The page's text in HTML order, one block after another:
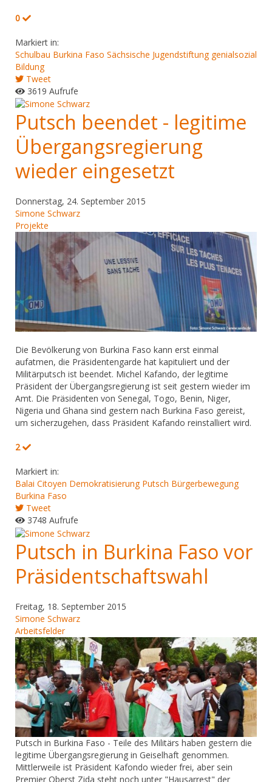
0
Markiert in:
Schulbau Burkina Faso Sächsische Jugendstiftung genialsozial
Bildung
Tweet
3619 Aufrufe
Putsch beendet - legitime
Übergangsregierung
wieder eingesetzt
Donnerstag, 24. September 2015
Simone Schwarz
Projekte
Die Bevölkerung von Burkina Faso kann erst einmal
aufatmen, die Präsidentengarde hat kapituliert und der
Militärputsch ist beendet. Michel Kafando, der legitime
Präsident der Übergangsregierung ist seit gestern wieder im
Amt. Die Präsidenten von Senegal, Togo, Benin, Niger,
Nigeria und Ghana sind gestern nach Burkina Faso gereist,
um sicherzugehen, dass Präsident Kafando reinstalliert wird.
2
Markiert in:
Balai Citoyen Demokratisierung Putsch Bürgerbewegung
Burkina Faso
Tweet
3748 Aufrufe
Putsch in Burkina Faso vor
Präsidentschaftswahl
Freitag, 18. September 2015
Simone Schwarz
Arbeitsfelder
Putsch in Burkina Faso - Teile des Militärs haben gestern die
legitime Übergangsregierung in Geiselhaft genommen.
Mittlerweile ist Präsident Kafondo wieder frei, aber sein
Premier Oberst Zida steht noch unter "Hausarrest" der